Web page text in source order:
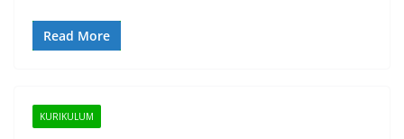
Read More
KURIKULUM